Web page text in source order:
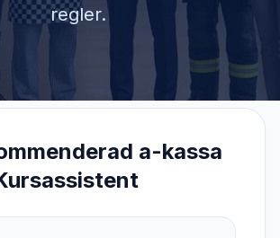
regler.
a-kassa